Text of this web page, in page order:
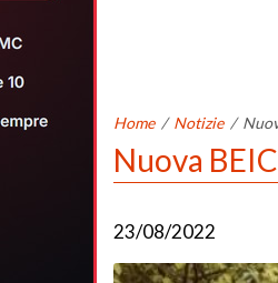
Home / Notizie /
Nuova
23/08/2022